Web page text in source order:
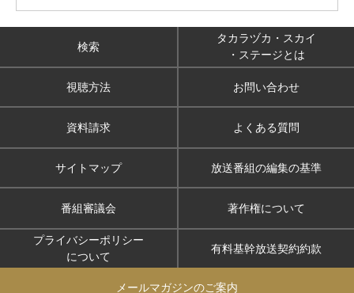
検索
タカラヅカ・スカイ
・ステージとは
視聴方法 お問い合わせ
資料請求 よくある質問
サイトマップ 放送番組の編集の基準
番組審議会 著作権について
プライバシーポリシー
について
有料基幹放送契約約款
メールマガジンのご案内